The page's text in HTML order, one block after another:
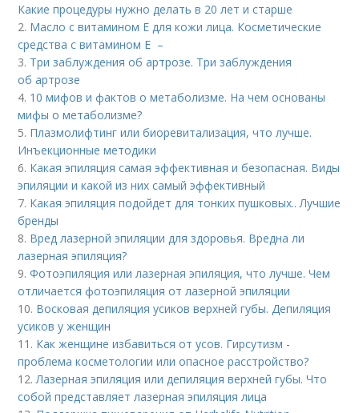
Какие процедуры нужно делать в 20 лет и старше
2. Масло с витамином Е для кожи лица. Косметические
средства с витамином Е –
3. Три заблуждения об артрозе. Три заблуждения
об артрозе
4. 10 мифов и фактов о метаболизме. На чем основаны
мифы о метаболизме?
5. Плазмолифтинг или биоревитализация, что лучше.
Инъекционные методики
6. Какая эпиляция самая эффективная и безопасная. Виды
эпиляции и какой из них самый эффективный
7. Какая эпиляция подойдет для тонких пушковых.. Лучшие
бренды
8. Вред лазерной эпиляции для здоровья. Вредна ли
лазерная эпиляция?
9.Фотоэпиляция или лазерная эпиляция, что лучше. Чем
отличается фотоэпиляция от лазерной эпиляции
10. Восковая депиляция усиков верхней губы. Депиляция
усиков у женщин
11. Как женщине избавиться от усов. Гирсутизм -
проблема косметологии или опасное расстройство?
12.Лазерная эпиляция или депиляция верхней губы. Что
собой представляет лазерная эпиляция лица